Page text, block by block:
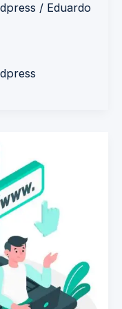
/ Eduardo